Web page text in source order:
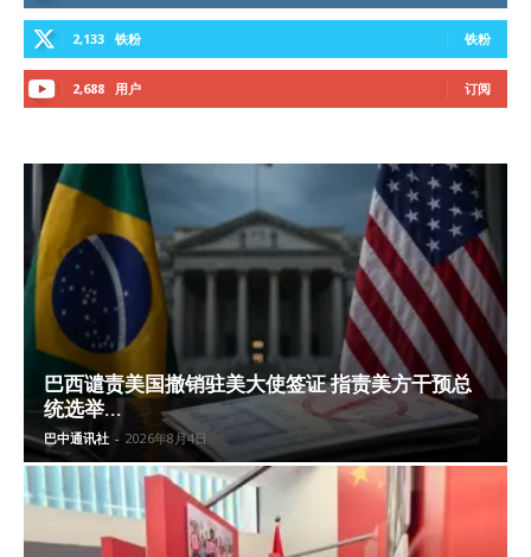
2,133 铁粉 铁粉
2,688 用户 订阅
巴西谴责美国撤销驻美大使签证 指责美方干预总
统选举...
巴中通讯社 - 2026年8月4日